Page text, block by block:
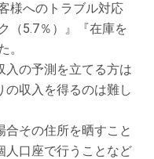
様へのトラブル対応
（5.7％）』『在庫を
。
の予測を立てる方は
の収入を得るのは難し
その住所を晒すこと
人口座で行うことなど